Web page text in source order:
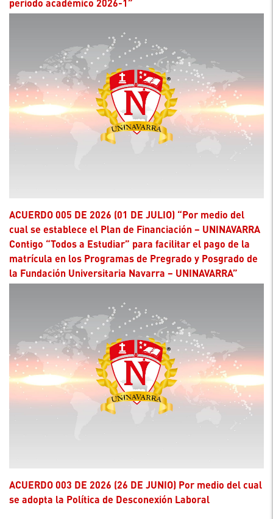
periodo académico 2026-1”
ACUERDO 005 DE 2026 (01 DE JULIO) “Por medio del
cual se establece el Plan de Financiación – UNINAVARRA
Contigo “Todos a Estudiar” para facilitar el pago de la
matrícula en los Programas de Pregrado y Posgrado de
la Fundación Universitaria Navarra – UNINAVARRA”
ACUERDO 003 DE 2026 (26 DE JUNIO) Por medio del cual
se adopta la Política de Desconexión Laboral